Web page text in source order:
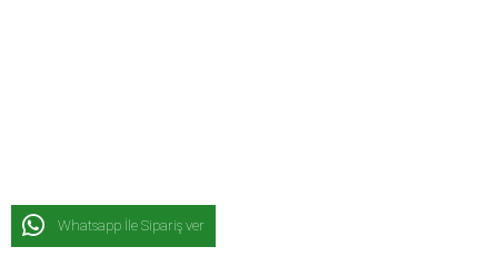
Whatsapp İle Sipariş ver